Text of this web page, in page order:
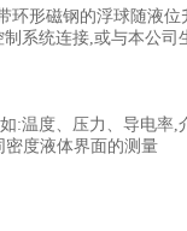
环形磁钢的浮球随液
系统连接,或与本公
:温度、压力、导电率,
密度液体界面的测量